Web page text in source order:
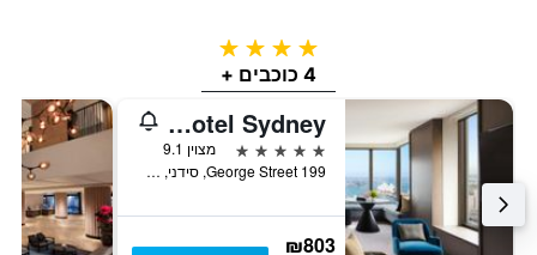
4 כוכבים
4 כוכבים +
Four Seasons Hotel Sydney
5 כוכבים
מצוין 9.1
199 George Street, סידני, NSW, אוסטרליה
₪803